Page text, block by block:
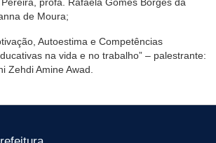
de Moura;
Autoestima e Competências
na vida e no trabalho” – palestrante:
Zehdi Amine Awad.